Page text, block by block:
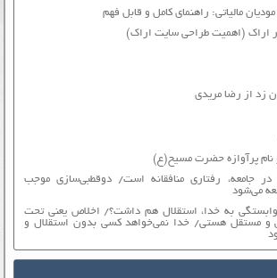
مالیاتی: راهنمای کامل و قابل فهم
اراک (اهمیت طراحی سایت اراک)
زد از رضا مریدی
نام پرآوازه حضرت مسیح(ع)
در جامعه، رفتاری منافقانه است/ دوقطبی‌سازی موجب
می‌شود
به خدا، استقلال هم داشت؟/ اخلاص یعنی تحت
و مستقل هستی/ خدا نمی‌خواهد کسی بدون استقلال و